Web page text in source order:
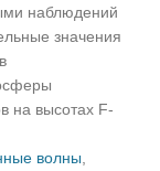
наблюдений
значения
на высотах F-
волны